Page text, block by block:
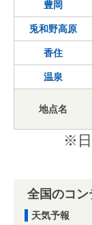
豊岡
兎和野高原
香住
温泉
地点名
※日
全国のコン
天気予報